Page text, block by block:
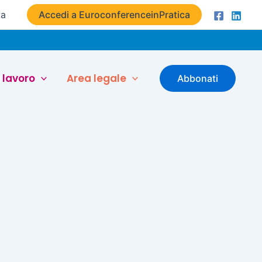
Accedi a EuroconferenceinPratica
lavoro Area legale Abbonati